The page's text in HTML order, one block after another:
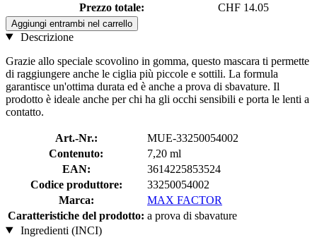
Prezzo totale:
CHF 14.05
Aggiungi entrambi nel carrello
Descrizione
Grazie allo speciale scovolino in gomma, questo mascara ti permette
di raggiungere anche le ciglia più piccole e sottili. La formula
garantisce un'ottima durata ed è anche a prova di sbavature. Il
prodotto è ideale anche per chi ha gli occhi sensibili e porta le lenti a
contatto.
Art.-Nr.:
MUE-33250054002
Contenuto:
7,20 ml
EAN:
3614225853524
Codice produttore:
33250054002
Marca:
MAX FACTOR
Caratteristiche del prodotto: a prova di sbavature
Ingredienti (INCI)